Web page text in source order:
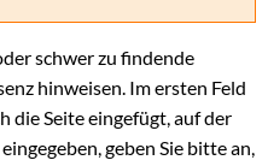
schwer zu findende
hinweisen. Im ersten Feld
die Seite eingefügt, auf der
geben Sie bitte an,